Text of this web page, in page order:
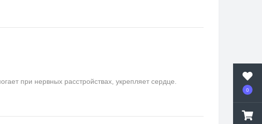
0
при нервных расстройствах, укрепляет сердце.